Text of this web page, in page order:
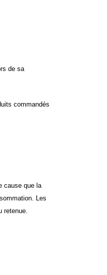
de sa
commandés
cause que la
Les
retenue.